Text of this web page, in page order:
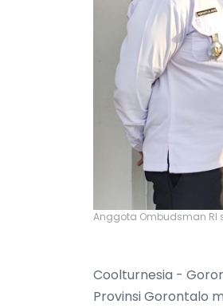
Anggota Ombudsman RI
Coolturnesia -
Provinsi Gorontalo